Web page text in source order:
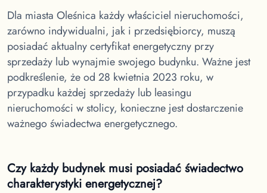
Dla miasta Oleśnica każdy właściciel nieruchomości,
zarówno indywidualni, jak i przedsiębiorcy, muszą
posiadać aktualny certyfikat energetyczny przy
sprzedaży lub wynajmie swojego budynku. Ważne jest
podkreślenie, że od 28 kwietnia 2023 roku, w
przypadku każdej sprzedaży lub leasingu
nieruchomości w stolicy, konieczne jest dostarczenie
ważnego świadectwa energetycznego.
Czy każdy budynek musi posiadać świadectwo
charakterystyki energetycznej?